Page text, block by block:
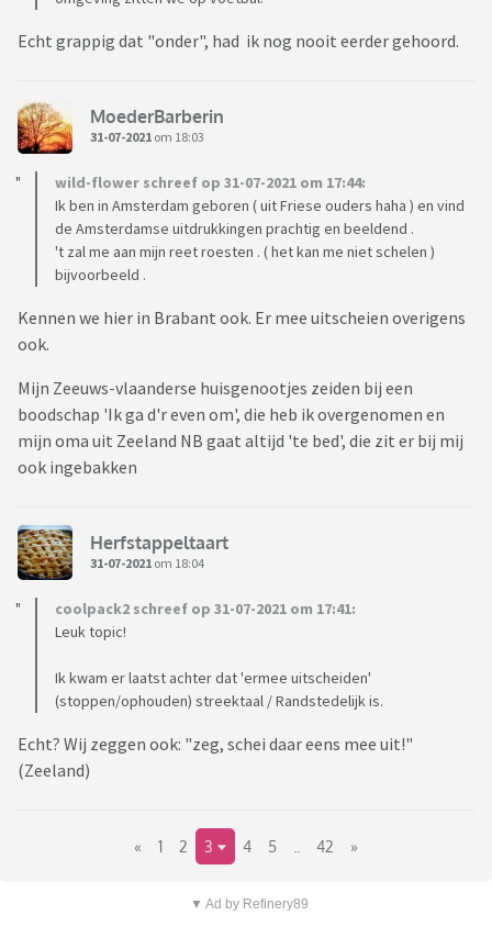
Echt grappig dat "onder", had ik nog nooit eerder gehoord.
MoederBarberin
31-07-2021 om 18:03
wild-flower schreef op 31-07-2021 om 17:44:
Ik ben in Amsterdam geboren ( uit Friese ouders haha ) en vind
de Amsterdamse uitdrukkingen prachtig en beeldend .
't zal me aan mijn reet roesten . ( het kan me niet schelen )
bijvoorbeeld .
Kennen we hier in Brabant ook. Er mee uitscheien overigens
ook.
Mijn Zeeuws-vlaanderse huisgenootjes zeiden bij een
boodschap 'Ik ga d'r even om', die heb ik overgenomen en
mijn oma uit Zeeland NB gaat altijd 'te bed', die zit er bij mij
ook ingebakken
Herfstappeltaart
31-07-2021 om 18:04
coolpack2 schreef op 31-07-2021 om 17:41:
Leuk topic!
Ik kwam er laatst achter dat 'ermee uitscheiden'
(stoppen/ophouden) streektaal / Randstedelijk is.
Echt? Wij zeggen ook: "zeg, schei daar eens mee uit!"
(Zeeland)
« 1 2 3 4 5 42 »
▼ Ad by Refinery89